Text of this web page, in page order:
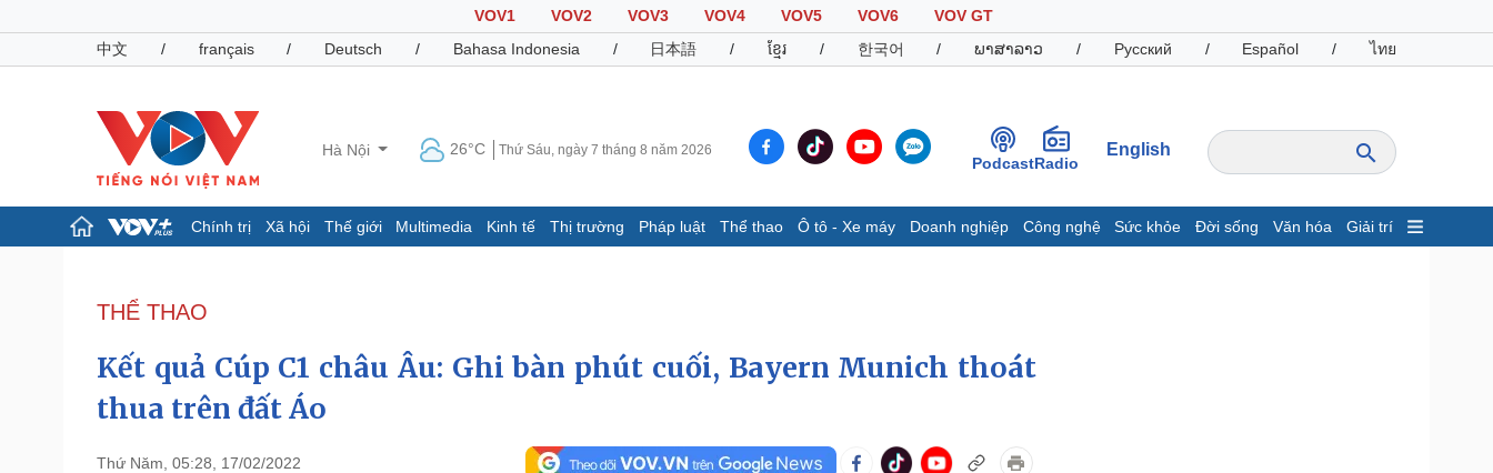
VOV1 VOV2 VOV3 VOV4 VOV5 VOV6
VOV GT
中文
/ français / Deutsch / Bahasa Indonesia / 日本語 / ខ្មែរ / 한국어 / ພາສາລາວ / Русский / Español / ไทย
Hà Nội 26°C Thứ Sáu, ngày 7 tháng 8 năm 2026
PodcastRadio
English
Chính trị Xã hội Thế giới Multimedia Kinh tế Thị trường Pháp luật Thể thao Ô tô - Xe máy Doanh nghiệp Công nghệ Sức khỏe Đời sống Văn hóa Giải trí
Đảng
Tổ chức nhân sự
Quốc hội
Nhận diện sự thật
Dấu ấn VOV
Biển đảo
Infographic
Pháp luật
Thể thao
Ô tô - Xe máy
Doanh nghiệp
THỂ THAO
Kết quả Cúp C1 châu Âu: Ghi bàn phút cuối, Bayern Munich thoát
thua trên đất Áo
Thứ Năm, 05:28, 17/02/2022